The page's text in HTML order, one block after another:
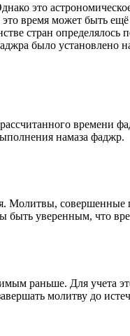
это
это время может быть
стран
было установлено
времени
намаза фаджр.
Молитвы, совершенные
быть уверенным, что
раньше. Для учета
молитву до